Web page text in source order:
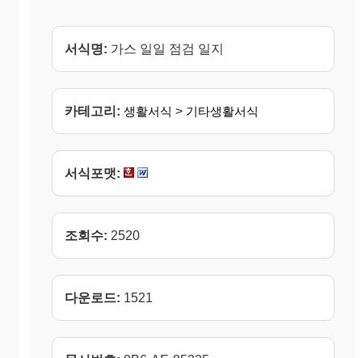
서식명: 가스 일일 점검 일지
카테고리: 생활서식 > 기타생활서식
서식포맷:
조회수: 2520
다운로드: 1521